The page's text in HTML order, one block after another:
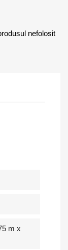
nefolosit
m x